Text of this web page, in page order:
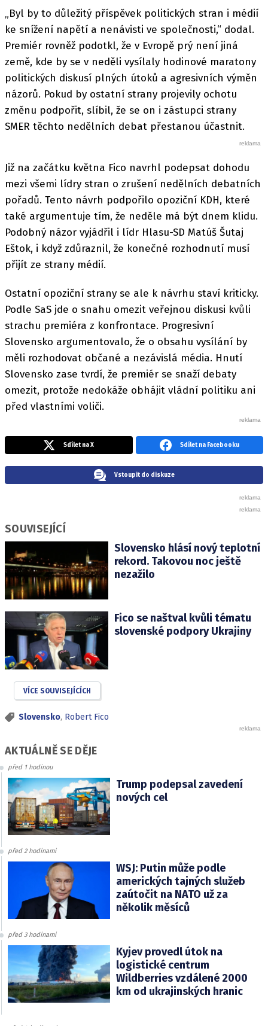
„Byl by to důležitý příspěvek politických stran i médií
ke snížení napětí a nenávisti ve společnosti,“ dodal.
Premiér rovněž podotkl, že v Evropě prý není jiná
země, kde by se v neděli vysílaly hodinové maratony
politických diskusí plných útoků a agresivních výměn
názorů. Pokud by ostatní strany projevily ochotu
změnu podpořit, slíbil, že se on i zástupci strany
SMER těchto nedělních debat přestanou účastnit.
Již na začátku května Fico navrhl podepsat dohodu
mezi všemi lídry stran o zrušení nedělních debatních
pořadů. Tento návrh podpořilo opoziční KDH, které
také argumentuje tím, že neděle má být dnem klidu.
Podobný názor vyjádřil i lídr Hlasu-SD Matúš Šutaj
Eštok, i když zdůraznil, že konečné rozhodnutí musí
přijít ze strany médií.
Ostatní opoziční strany se ale k návrhu staví kriticky.
Podle SaS jde o snahu omezit veřejnou diskusi kvůli
strachu premiéra z konfrontace. Progresivní
Slovensko argumentovalo, že o obsahu vysílání by
měli rozhodovat občané a nezávislá média. Hnutí
Slovensko zase tvrdí, že premiér se snaží debaty
omezit, protože nedokáže obhájit vládní politiku ani
před vlastními voliči.
Sdílet na X Sdílet na Facebooku
Vstoupit do diskuze
SOUVISEJÍCÍ
Slovensko hlásí nový teplotní
rekord. Takovou noc ještě
nezažilo
Fico se naštval kvůli tématu
slovenské podpory Ukrajiny
VÍCE SOUVISEJÍCÍCH
Slovensko, Robert Fico
AKTUÁLNĚ SE DĚJE
před 1 hodinou
Trump podepsal zavedení
nových cel
před 2 hodinami
WSJ: Putin může podle
amerických tajných služeb
zaútočit na NATO už za
několik měsíců
před 3 hodinami
Kyjev provedl útok na
logistické centrum
Wildberries vzdálené 2000
km od ukrajinských hranic